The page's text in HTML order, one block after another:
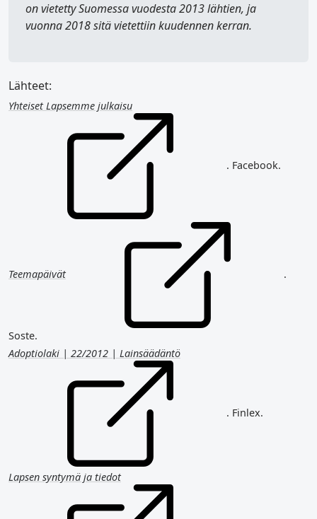
on vietetty Suomessa vuodesta 2013 lähtien, ja
vuonna 2018 sitä vietettiin kuudennen kerran.
Lähteet:
Yhteiset Lapsemme julkaisu
. Facebook.
Teemapäivät .
Soste.
Adoptiolaki | 22/2012 | Lainsäädäntö
. Finlex.
Lapsen syntymä ja tiedot